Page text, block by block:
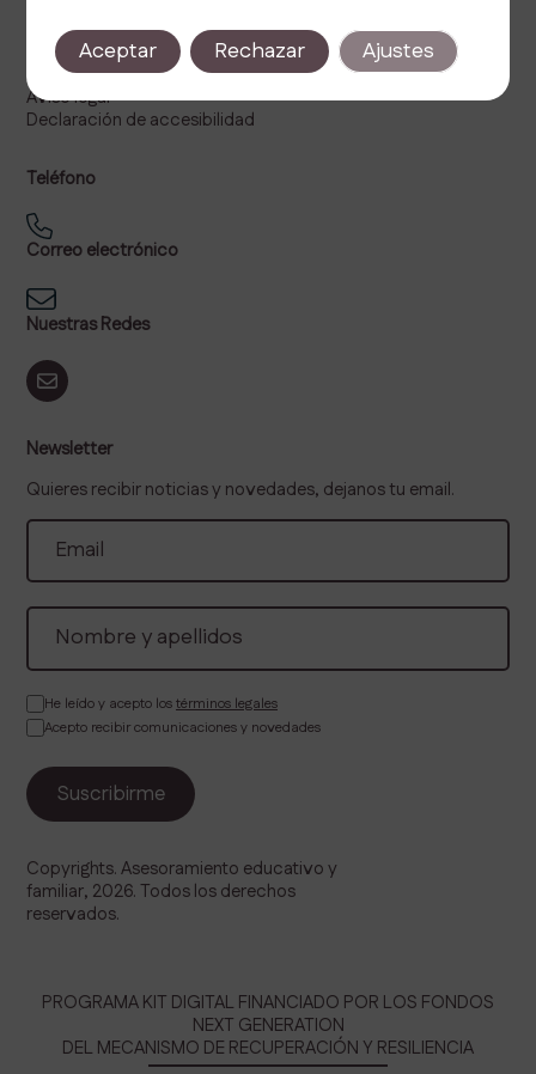
Política de privacidad
Política de cookies
Aviso legal
Declaración de accesibilidad
Teléfono
Correo electrónico
Nuestras Redes
Newsletter
Quieres recibir noticias y novedades, dejanos tu email.
He leído y acepto lostérminos legales
Acepto recibir comunicaciones y novedades
Copyrights. Asesoramiento educativo y
familiar, 2026. Todos los derechos
reservados.
PROGRAMA KIT DIGITAL FINANCIADO POR LOS FONDOS
NEXT GENERATION
DEL MECANISMO DE RECUPERACIÓN Y RESILIENCIA
Aceptar Rechazar Ajustes